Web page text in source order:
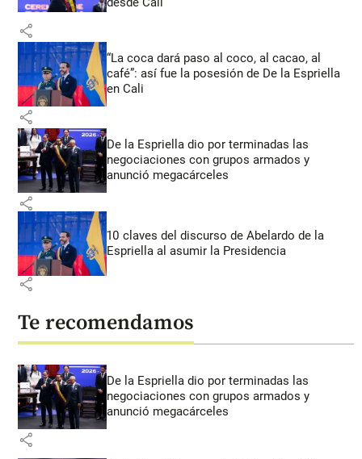
share
“La coca dará paso al coco, al cacao, al
café”: así fue la posesión de De la Espriella
en Cali
share
De la Espriella dio por terminadas las
negociaciones con grupos armados y
anunció megacárceles
share
10 claves del discurso de Abelardo de la
Espriella al asumir la Presidencia
share
Te recomendamos
De la Espriella dio por terminadas las
negociaciones con grupos armados y
anunció megacárceles
share